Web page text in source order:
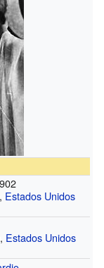
, Estados Unidos
, Estados Unidos